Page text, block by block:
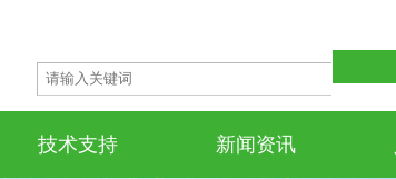
技术支持 新闻资讯